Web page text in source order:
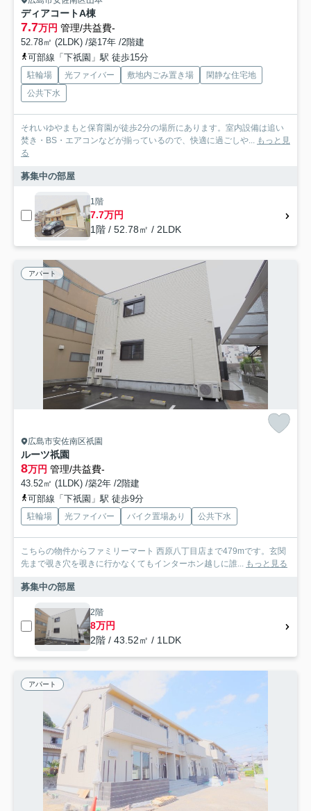
ディアコートA棟
7.7万円 管理/共益費-
52.78㎡ (2LDK) /築17年 /2階建
可部線「下祇園」駅 徒歩15分
駐輪場 光ファイバー 敷地内ごみ置き場
閑静な住宅地
公共下水
それいゆやまもと保育園が徒歩2分の場所にあります。室内設備は追い
焚き・BS・エアコンなどが揃っているので、快適に過ごしや...
もっと見
る
募集中の部屋
1階
7.7万円
1階 / 52.78㎡ / 2LDK
アパート
広島市安佐南区祇園
ルーツ祇園
8万円 管理/共益費-
43.52㎡ (1LDK) /築2年 /2階建
可部線「下祇園」駅 徒歩9分
駐輪場 光ファイバー バイク置場あり 公共下水
こちらの物件からファミリーマート 西原八丁目店まで479mです。玄関
先まで覗き穴を覗きに行かなくてもインターホン越しに誰...
もっと見る
募集中の部屋
2階
8万円
2階 / 43.52㎡ / 1LDK
アパート